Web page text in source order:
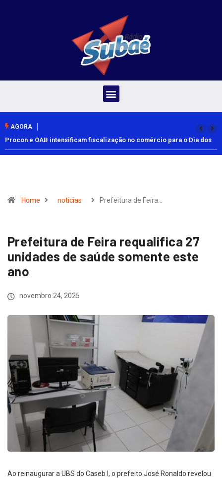
AGORA
Procon e OAB intensificam fiscalização no comércio para o Dia dos
Pais
Home noticias Prefeitura de Feira…
Prefeitura de Feira requalifica 27
unidades de saúde somente este
ano
novembro 24, 2025
Ao reinaugurar a UBS do Caseb I, o prefeito José Ronaldo revelou